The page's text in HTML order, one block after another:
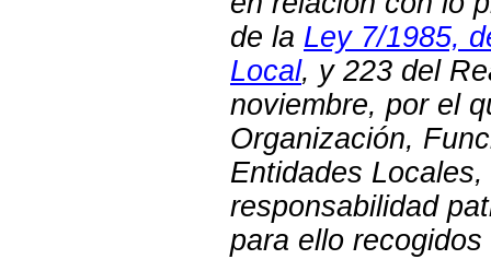
de la Ley 7/1985,
Local, y 223 del
noviembre, por el
Organización,
Entidades
responsabilidad
para ello